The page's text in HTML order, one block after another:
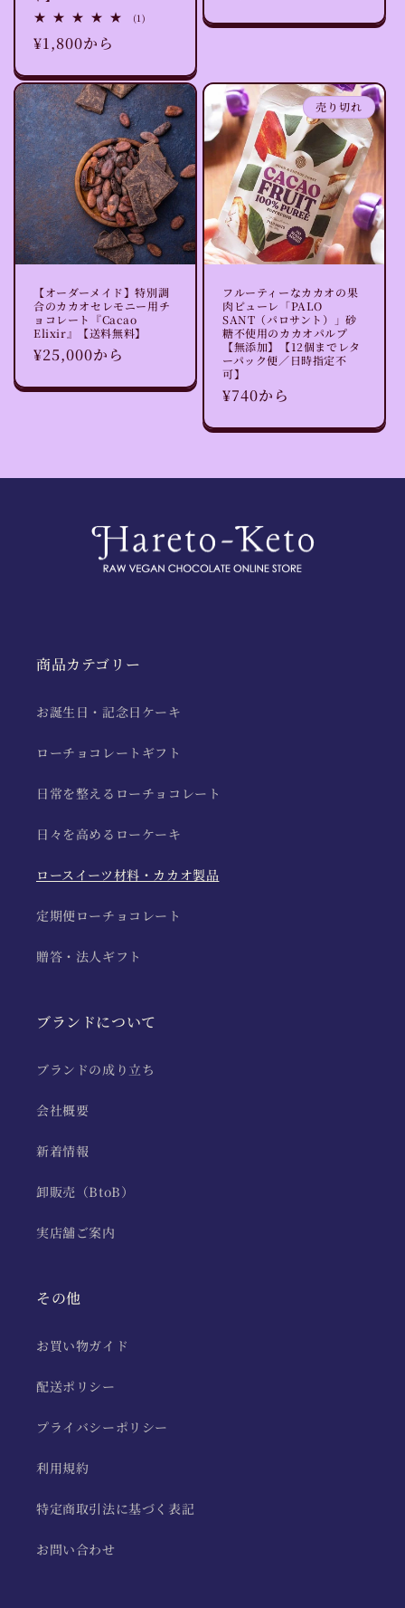
(1)
数
の
計
通
価
格
¥1,800から
価
【オーダーメイド】特別調
合のカカオセレモニー用チ
ョコレート『Cacao
Elixir』【送料無料】
通
価
¥25,000から
売り切れ
フルーティーなカカオの果
肉ピューレ「PALO
SANT（パロサント）」砂
糖不使用のカカオパルプ
【無添加】【12個までレタ
ーパック便／日時指定不
可】
通
価
¥740から
商品カテゴリー
お誕生日・記念日ケーキ
ローチョコレートギフト
日常を整えるローチョコレート
日々を高めるローケーキ
ロースイーツ材料・カカオ製品
定期便ローチョコレート
贈答・法人ギフト
ブランドについて
ブランドの成り立ち
会社概要
新着情報
卸販売（BtoB）
実店舗ご案内
その他
お買い物ガイド
配送ポリシー
プライバシーポリシー
利用規約
特定商取引法に基づく表記
お問い合わせ